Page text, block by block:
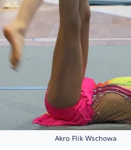
Akro Flik Wschowa